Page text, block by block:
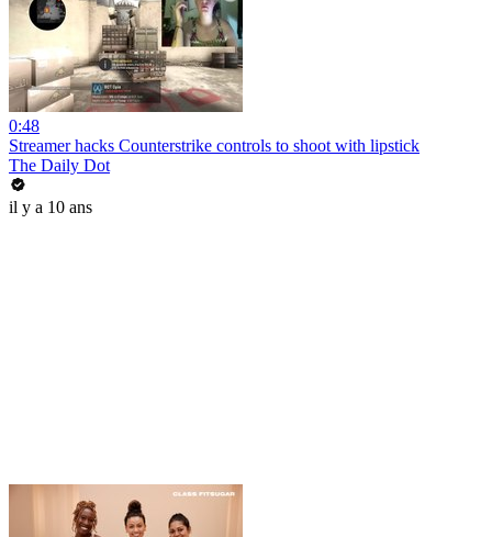
0:48
Streamer hacks Counterstrike controls to shoot with lipstick
The Daily Dot
il y a 10 ans